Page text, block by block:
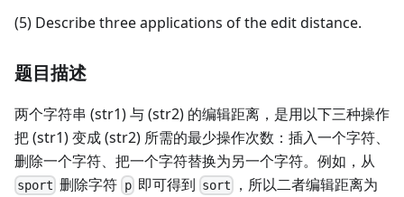
(5) Describe three applications of the edit distance.
题目描述
两个字符串 (str1) 与 (str2) 的编辑距离，是用以下三种操作
把 (str1) 变成 (str2) 所需的最少操作次数：插入一个字符、
删除一个字符、把一个字符替换为另一个字符。例如，从
sport 删除字符 p即可得到 sort
，所以二者编辑距离为